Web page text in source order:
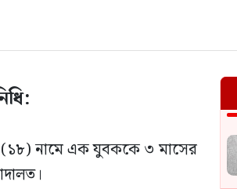
(১৮) নামে এক যুবককে ৩ মাসের